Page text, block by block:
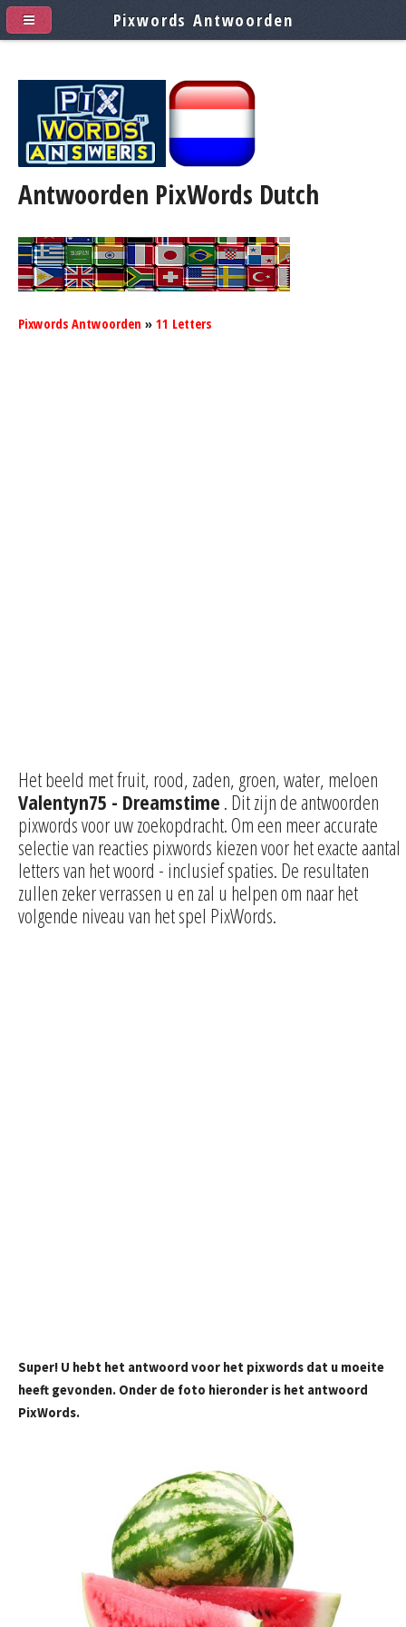
Antwoorden PixWords Dutch
Pixwords Antwoorden » 11 Letters
Het beeld met fruit, rood, zaden, groen, water, meloen
Valentyn75 - Dreamstime . Dit zijn de antwoorden
pixwords voor uw zoekopdracht. Om een meer accurate
selectie van reacties pixwords kiezen voor het exacte aantal
letters van het woord - inclusief spaties. De resultaten
zullen zeker verrassen u en zal u helpen om naar het
volgende niveau van het spel PixWords.
Super! U hebt het antwoord voor het pixwords dat u moeite
heeft gevonden. Onder de foto hieronder is het antwoord
PixWords.
Pixwords Antwoorden